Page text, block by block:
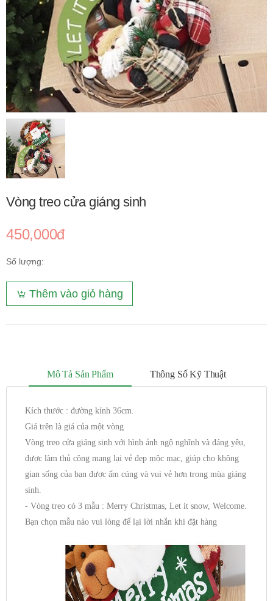
Vòng treo cửa giáng sinh
450,000đ
Số lượng:
Thêm vào giỏ hàng
Mô Tả Sản Phẩm Thông Số Kỹ Thuật
Kích thước : đường kính 36cm.
Giá trên là giá của một vòng
Vòng treo cửa giáng sinh với hình ảnh ngộ nghĩnh và đáng yêu,
được làm thủ công mang lại vẻ đẹp mộc mạc, giúp cho không
gian sống của bạn được ấm cúng và vui vẻ hơn trong mùa giáng
sinh.
- Vòng treo có 3 mẫu : Merry Christmas, Let it snow, Welcome.
Bạn chọn mẫu nào vui lòng để lại lời nhắn khi đặt hàng